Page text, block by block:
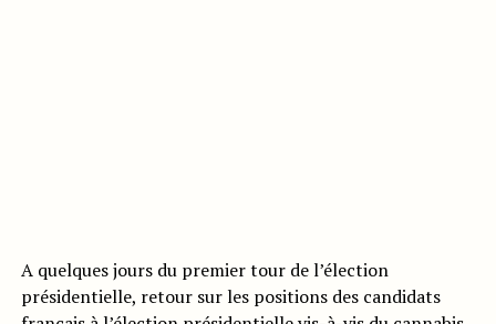
A quelques jours du premier tour de l’élection
présidentielle, retour sur les positions des candidats